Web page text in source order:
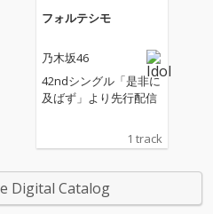
フォルテシモ
乃木坂46
42ndシングル「是非に
及ばず」より先行配信
1 track
Digital Catalog